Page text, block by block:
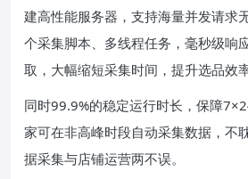
建高性能服务器，支持海量并发请求
个采集脚本、多线程任务，毫秒级响
取，大幅缩短采集时间，提升选品效率
同时99.9%的稳定运行时长，保障
家可在非高峰时段自动采集数据，不
据采集与店铺运营两不误。